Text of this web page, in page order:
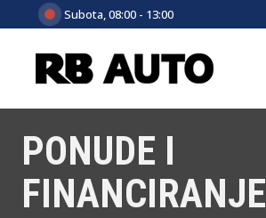
Subota, 08:00 - 13:00
PONUDE I
FINANCIRANJE